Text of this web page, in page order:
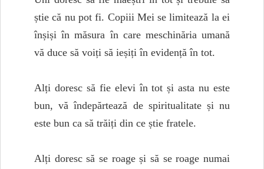
știe că nu pot fi. Copiii Mei se limitează la ei
înșiși în măsura în care meschinăria umană
vă duce să voiți să ieșiți în evidență în tot.
Alți doresc să fie elevi în tot și asta nu este
bun, vă îndepărtează de spiritualitate și nu
este bun ca să trăiți din ce știe fratele.
Alți doresc să se roage și să se roage numai